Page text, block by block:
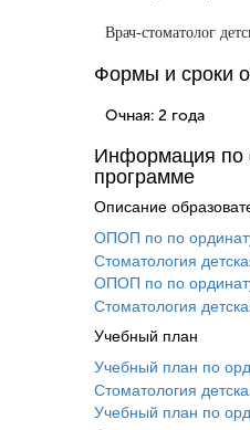
Врач-стоматолог
Формы и сроки
Очная: 2 года
Информация по
программе
Описание
ОПОП по по
Стоматология
ОПОП по по
Стоматология
Учебный план
Учебный план по
Стоматология
Учебный план по